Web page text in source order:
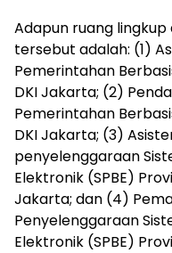
Adapun ruang
tersebut adalah: (1)
Pemerintahan
DKI Jakarta; (2)
Pemerintahan
DKI Jakarta; (3)
penyelenggaraan
Elektronik (SPBE)
Jakarta; dan (4)
Penyelenggaraan
Elektronik (SPBE)